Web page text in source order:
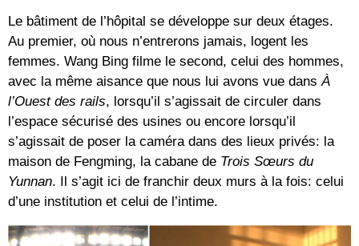
Le bâtiment de l’hôpital se développe sur deux étages.
Au premier, où nous n’entrerons jamais, logent les
femmes. Wang Bing filme le second, celui des hommes,
avec la même aisance que nous lui avons vue dansÀ
l’Ouest des rails, lorsqu’il s’agissait de circuler dans
l’espace sécurisé des usines ou encore lorsqu’il
s’agissait de poser la caméra dans des lieux privés: la
maison de Fengming, la cabane de Trois Sœurs du
Yunnan. Il s’agit ici de franchir deux murs à la fois: celui
d’une institution et celui de l’intime.